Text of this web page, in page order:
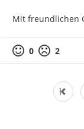
Mit freundlichen
0 2